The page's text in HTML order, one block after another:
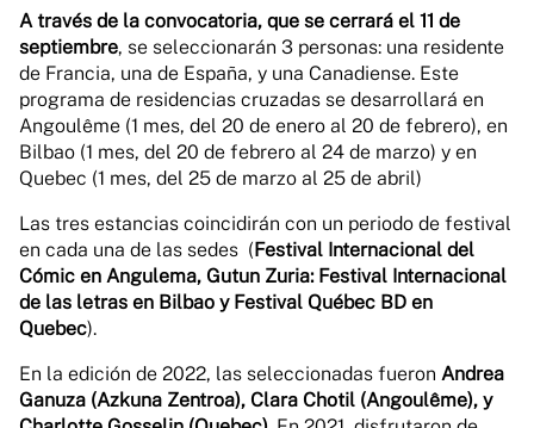
A través de la convocatoria, que se cerrará el 11 de
septiembre, se seleccionarán 3 personas: una residente
de Francia, una de España, y una Canadiense. Este
programa de residencias cruzadas se desarrollará en
Angoulême (1 mes, del 20 de enero al 20 de febrero), en
Bilbao (1 mes, del 20 de febrero al 24 de marzo) y en
Quebec (1 mes, del 25 de marzo al 25 de abril)
Las tres estancias coincidirán con un periodo de festival
en cada una de las sedes (Festival Internacional del
Cómic en Angulema, Gutun Zuria: Festival Internacional
de las letras en Bilbao y Festival Québec BD en
Quebec).
En la edición de 2022, las seleccionadas fueron Andrea
Ganuza (Azkuna Zentroa), Clara Chotil (Angoulême), y